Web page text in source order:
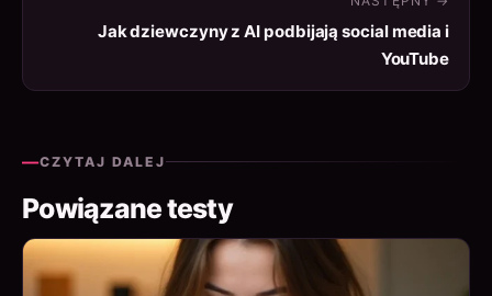
Jak dziewczyny z AI podbijają social media i
YouTube
—CZYTAJ DALEJ
Powiązane testy